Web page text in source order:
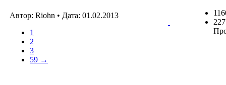
Автор: Riohn • Дата: 01.02.2013
1
2
3
59 →